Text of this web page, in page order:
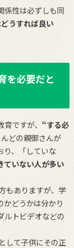
係性は必ずしも同
うすれば良い
を必要だと
ですが、 “する必
どの親御さんが
り、「していな
ていない人が多い
もありますが、学
どうかは分かり
ルトビデオなどの
して子供にその正